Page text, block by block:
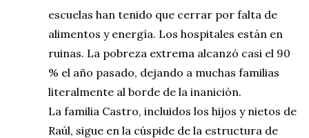
escuelas han tenido que cerrar por falta de
alimentos y energía. Los hospitales están en
ruinas. La pobreza extrema alcanzó casi el 90
% el año pasado, dejando a muchas familias
literalmente al borde de la inanición.
La familia Castro, incluidos los hijos y nietos de
Raúl, sigue en la cúspide de la estructura de